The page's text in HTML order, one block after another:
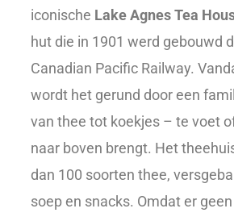
iconische Lake Agnes Tea
hut die in 1901 werd gebouwd
Canadian Pacific Railway.
wordt het gerund door een
van thee tot koekjes – te voet
naar boven brengt. Het
dan 100 soorten thee,
soep en snacks. Omdat er